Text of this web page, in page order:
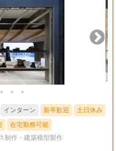
インターン 新卒歓迎 土日休み
在宅勤務可能
制作・建築模型製作